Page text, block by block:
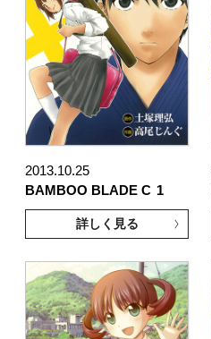
2013.10.25
BAMBOO BLADE C 1
詳しく見る